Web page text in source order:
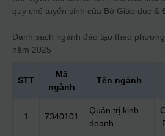
quy chế tuyển sinh của Bộ Giáo dục &
Danh sách ngành đào tạo theo
năm 2025
STT
Mã
ngành
Tên ngành
1 7340101
Quản trị kinh
doanh